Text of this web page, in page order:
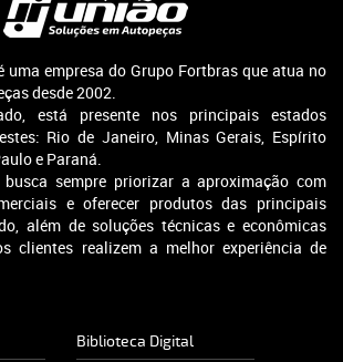
uma empresa do Grupo Fortbras que atua no
desde 2002.
está presente nos principais estados
Rio de Janeiro, Minas Gerais, Espírito
e Paraná.
sempre priorizar a aproximação com
e oferecer produtos das principais
além de soluções técnicas e econômicas
clientes realizem a melhor experiência de
Biblioteca Digital